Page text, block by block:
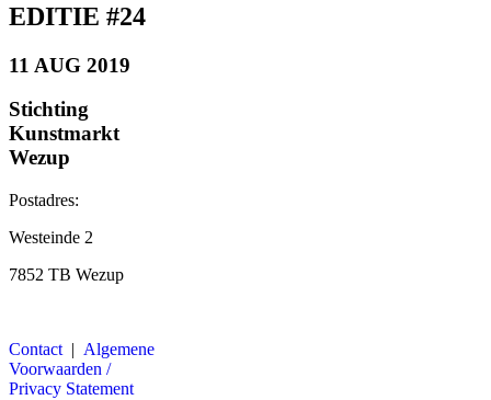
EDITIE #24
11 AUG 2019
Stichting
Kunstmarkt
Wezup
Postadres:
Westeinde 2
7852 TB Wezup
Contact | Algemene
Voorwaarden /
Privacy Statement